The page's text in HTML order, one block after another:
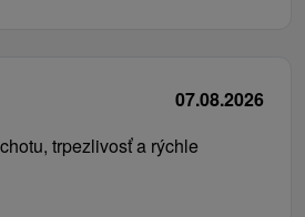
07.08.2026
trpezlivosť a rýchle